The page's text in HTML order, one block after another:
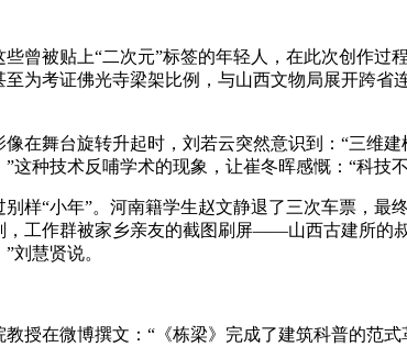
被贴上“二次元”标签的年轻人，在此次创作过
为考证佛光寺梁架比例，与山西文物局展开跨
舞台旋转升起时，刘若云突然意识到：“三维
这种技术反哺学术的现象，让崔冬晖感慨：“科技
“小年”。河南籍学生赵文静退了三次车票，最
，工作群被家乡亲友的截图刷屏——山西古建所
刘慧贤说。
在微博撰文：“《栋梁》完成了建筑科普的范